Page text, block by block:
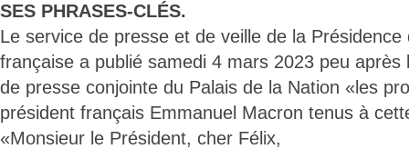
SES PHRASES-CLÉS.
Le service de presse et de veille de la Présidence
française a publié samedi 4 mars 2023 peu après
de presse conjointe du Palais de la Nation «les
président français Emmanuel Macron tenus à
«Monsieur le Président, cher Félix,